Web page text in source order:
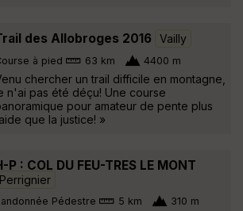
des Allobroges 2016 Vailly
à pied 63 km 4400 m
chercher un trail difficile en montagne,
n'ai pas été déçu! Une course
pour amateur de pente plus
que la justice! »
P : COL DU FEU-TRES LE MONT
Perrignier
Pédestre 5 km 310 m